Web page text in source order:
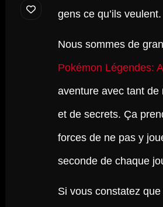
gens ce qu’ils veulent.
Nous sommes de
Pokémon Légendes:
aventure avec tant de
et de secrets. Ça
forces de ne pas y
seconde de chaque
Si vous constatez